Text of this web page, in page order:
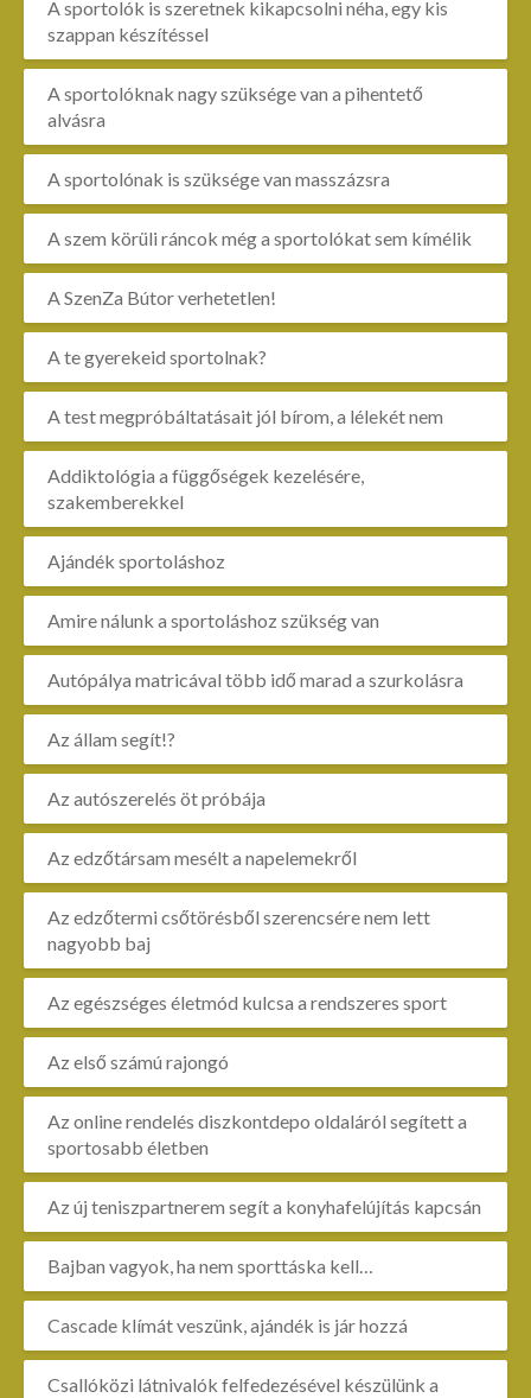
A sportolók is szeretnek kikapcsolni néha, egy kis
szappan készítéssel
A sportolóknak nagy szüksége van a pihentető
alvásra
A sportolónak is szüksége van masszázsra
A szem körüli ráncok még a sportolókat sem kímélik
A SzenZa Bútor verhetetlen!
A te gyerekeid sportolnak?
A test megpróbáltatásait jól bírom, a lélekét nem
Addiktológia a függőségek kezelésére,
szakemberekkel
Ajándék sportoláshoz
Amire nálunk a sportoláshoz szükség van
Autópálya matricával több idő marad a szurkolásra
Az állam segít!?
Az autószerelés öt próbája
Az edzőtársam mesélt a napelemekről
Az edzőtermi csőtörésből szerencsére nem lett
nagyobb baj
Az egészséges életmód kulcsa a rendszeres sport
Az első számú rajongó
Az online rendelés diszkontdepo oldaláról segített a
sportosabb életben
Az új teniszpartnerem segít a konyhafelújítás kapcsán
Bajban vagyok, ha nem sporttáska kell…
Cascade klímát veszünk, ajándék is jár hozzá
Csallóközi látnivalók felfedezésével készülünk a